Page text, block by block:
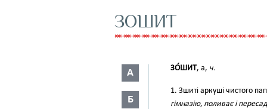
ЗОШИТ
А
Б
ЗО́ШИТ, а, ч.
1. Зшиті аркуші чистого
гімназію, поливає і